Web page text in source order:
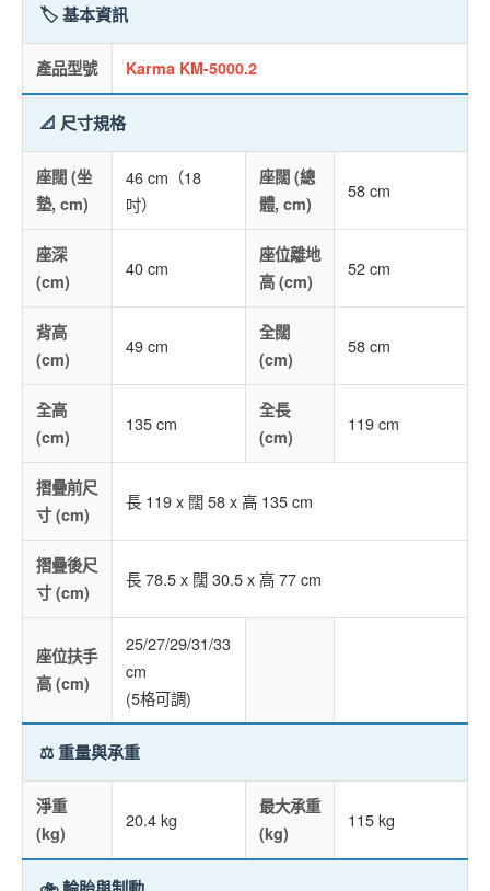
🏷️ 基本資訊
產品型號 Karma KM-5000.2
📐 尺寸規格
座闊 (坐
墊, cm)
46 cm（18
吋）
座闊 (總
體, cm)
58 cm
座深
(cm)
40 cm
座位離地
高 (cm)
52 cm
背高
(cm)
49 cm
全闊
(cm)
58 cm
全高
(cm)
135 cm
全長
(cm)
119 cm
摺疊前尺
寸 (cm)
長 119 x 闊 58 x 高 135 cm
摺疊後尺
寸 (cm)
長 78.5 x 闊 30.5 x 高 77 cm
座位扶手
高 (cm)
25/27/29/31/33
cm
(5格可調)
⚖️ 重量與承重
淨重
(kg)
20.4 kg
最大承重
(kg)
115 kg